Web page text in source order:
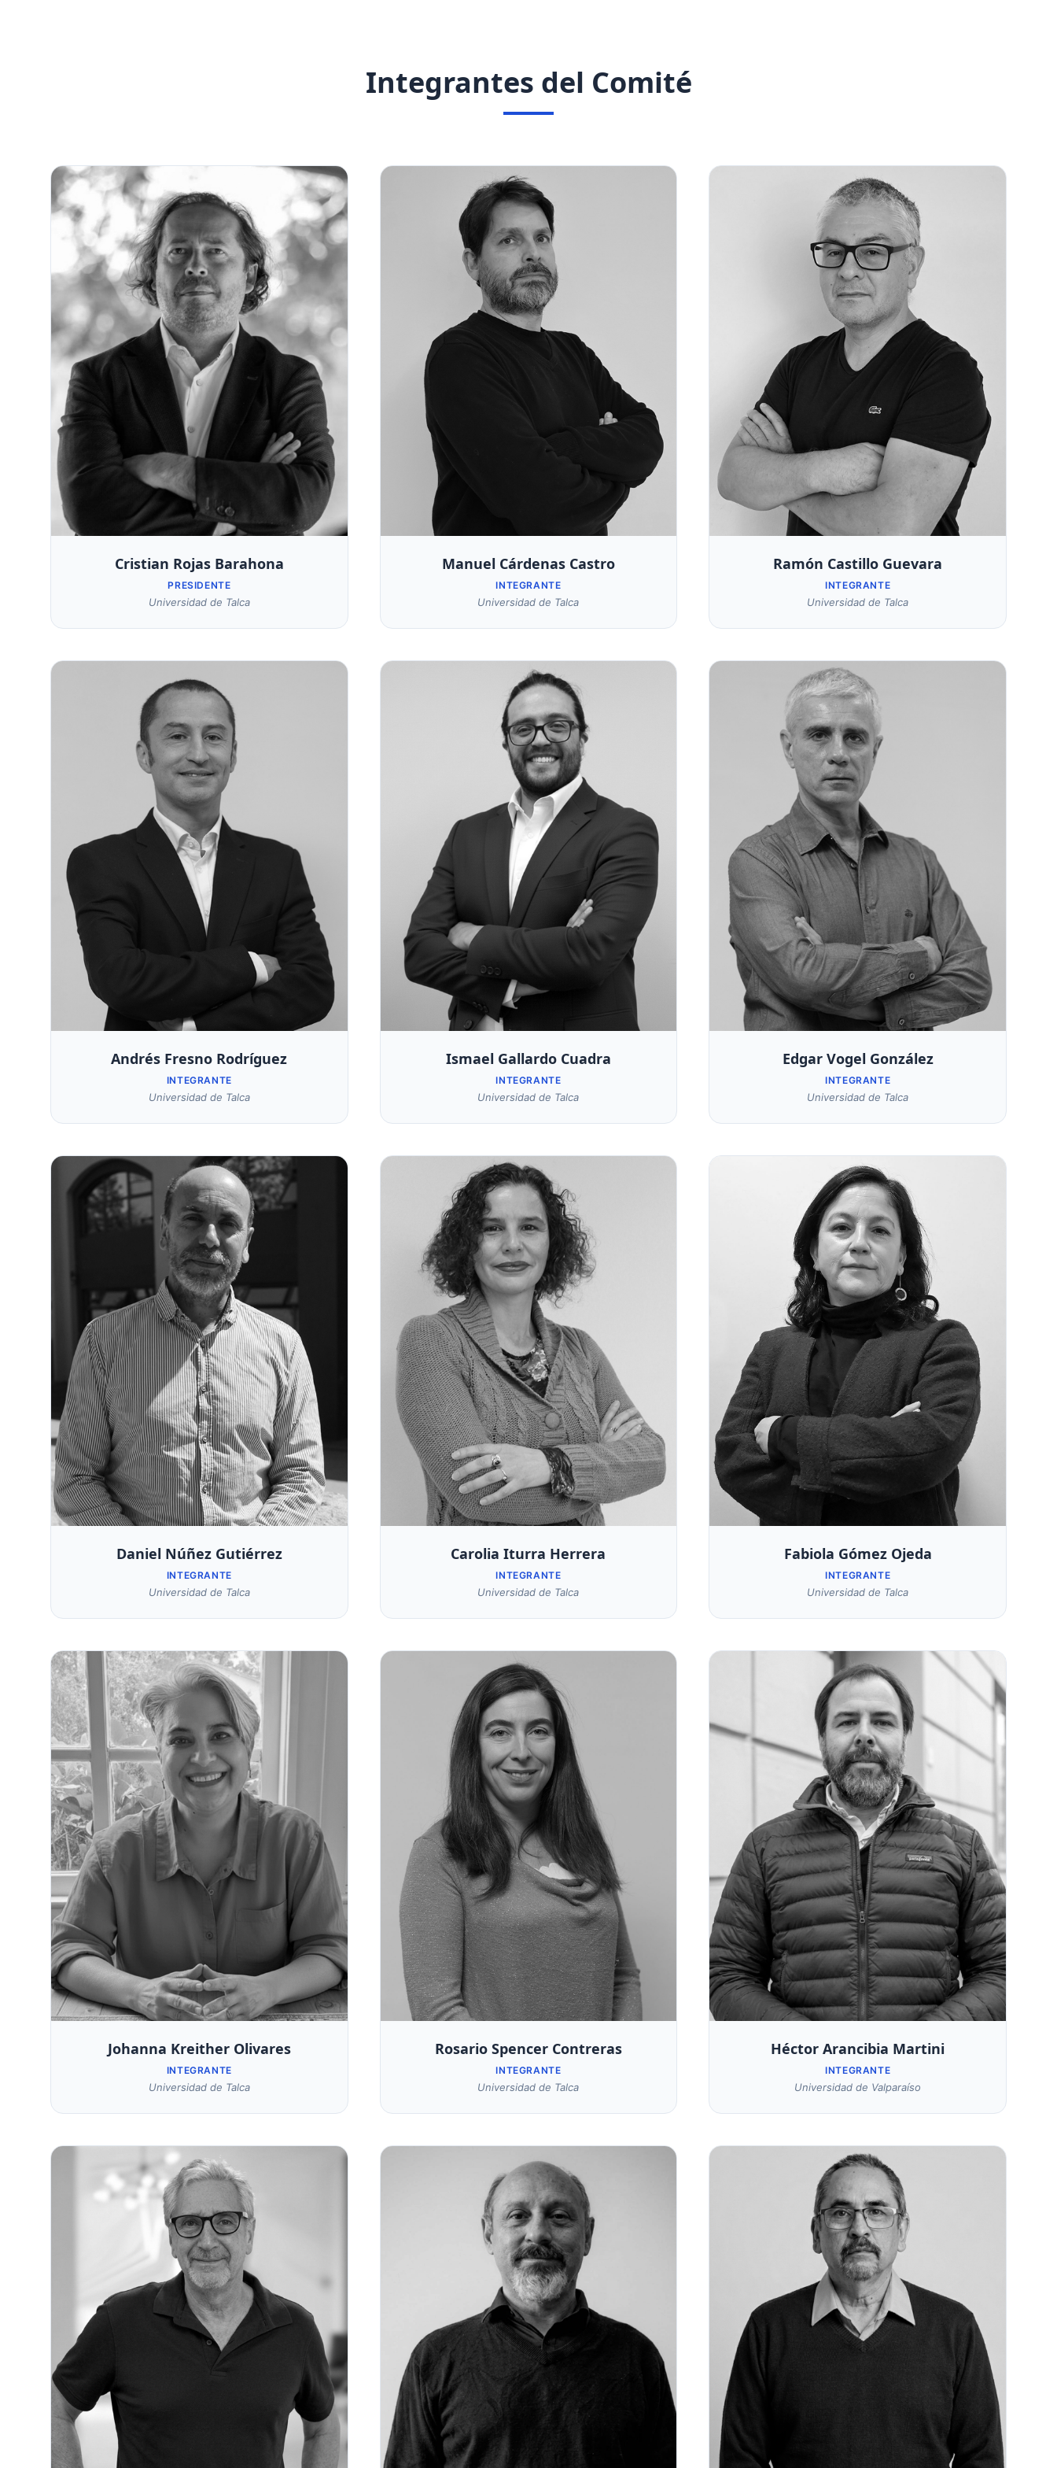
Integrantes del Comité
Cristian Rojas Barahona
PRESIDENTE
Universidad de Talca
Manuel Cárdenas Castro
INTEGRANTE
Universidad de Talca
Ramón Castillo Guevara
INTEGRANTE
Universidad de Talca
Andrés Fresno Rodríguez
INTEGRANTE
Universidad de Talca
Ismael Gallardo Cuadra
INTEGRANTE
Universidad de Talca
Edgar Vogel González
INTEGRANTE
Universidad de Talca
Daniel Núñez Gutiérrez
INTEGRANTE
Universidad de Talca
Carolia Iturra Herrera
INTEGRANTE
Universidad de Talca
Fabiola Gómez Ojeda
INTEGRANTE
Universidad de Talca
Johanna Kreither Olivares
INTEGRANTE
Universidad de Talca
Rosario Spencer Contreras
INTEGRANTE
Universidad de Talca
Héctor Arancibia Martini
INTEGRANTE
Universidad de Valparaíso